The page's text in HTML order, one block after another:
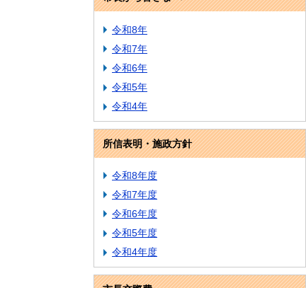
令和8年
令和7年
令和6年
令和5年
令和4年
所信表明・施政方針
令和8年度
令和7年度
令和6年度
令和5年度
令和4年度